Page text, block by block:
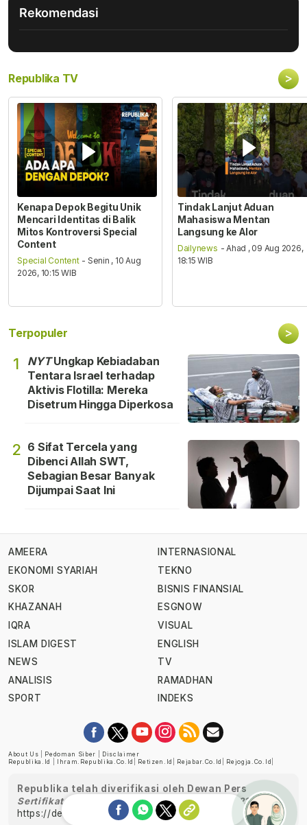
Rekomendasi
Republika TV >
Kenapa Depok Begitu Unik
Mencari Identitas di Balik
Mitos Kontroversi Special
Content
Special Content - Senin , 10 Aug
2026, 10:15 WIB
Tindak Lanjut Aduan
Mahasiswa Mentan
Langsung ke Alor
Dailynews - Ahad , 09 Aug 2026,
18:15 WIB
Terpopuler >
1 NYTUngkap Kebiadaban
Tentara Israel terhadap
Aktivis Flotilla: Mereka
Disetrum Hingga Diperkosa
2 6 Sifat Tercela yang
Dibenci Allah SWT,
Sebagian Besar Banyak
Dijumpai Saat Ini
AMEERA
EKONOMI SYARIAH
SKOR
KHAZANAH
IQRA
ISLAM DIGEST
NEWS
ANALISIS
SPORT
INTERNASIONAL
TEKNO
BISNIS FINANSIAL
ESGNOW
VISUAL
ENGLISH
TV
RAMADHAN
INDEKS
About Us Pedoman Siber
Disclaimer
Republika.id
Ihram.republika.co.id Retizen.id Rejabar.co.id Rejogja.co.id
Republika telah diverifikasi oleh Dewan Pers
Sertifikat Nomor 1058/DP-Verifikasi/K/XII/2022
https://dewanpers.or.id/data/perusahaanpers